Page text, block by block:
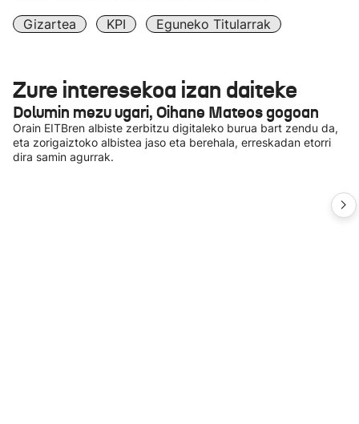
Gizartea KPI Eguneko Titularrak
Zure interesekoa izan daiteke
Dolumin mezu ugari, Oihane Mateos gogoan
Orain EITBren albiste zerbitzu digitaleko burua bart zendu da,
eta zorigaiztoko albistea jaso eta berehala, erreskadan etorri
dira samin agurrak.